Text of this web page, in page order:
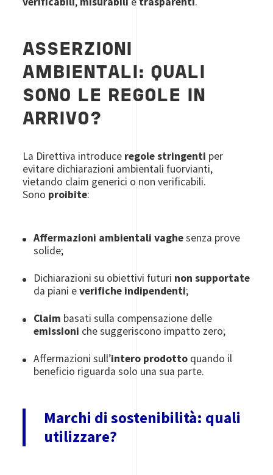
ASSERZIONI
AMBIENTALI: QUALI
SONO LE REGOLE IN
ARRIVO?
La Direttiva introduce regole stringenti per
evitare dichiarazioni ambientali fuorvianti,
vietando claim generici o non verificabili.
Sono proibite:
Affermazioni ambientali vaghesenza prove
solide;
Dichiarazioni su obiettivi futuri non supportate
da piani everifiche indipendenti;
Claim basati sulla compensazione delle
emissioni che suggeriscono impatto zero;
Affermazioni sull’intero prodotto quando il
beneficio riguarda solo una sua parte.
Marchi di sostenibilità: quali
utilizzare?